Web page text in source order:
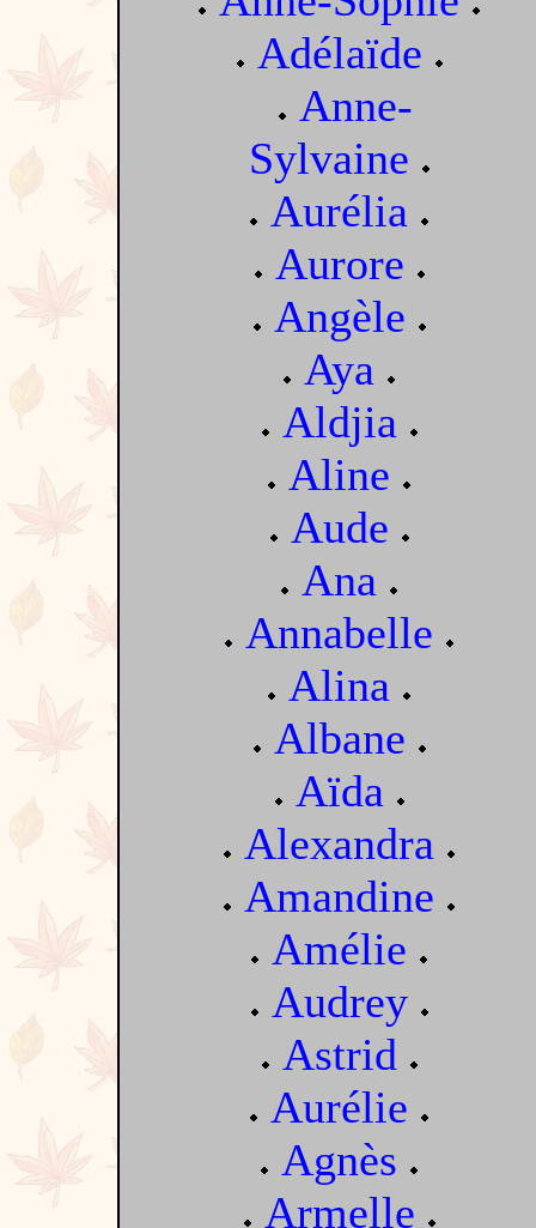
Adélaïde
Anne-
Sylvaine
Aurélia
Aurore
Angèle
Aya
Aldjia
Aline
Aude
Ana
Annabelle
Alina
Albane
Aïda
Alexandra
Amandine
Amélie
Audrey
Astrid
Aurélie
Agnès
Armelle